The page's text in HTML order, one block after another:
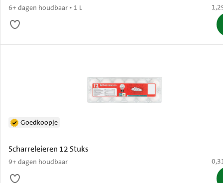
6+ dagen houdbaar • 1 L €
Scharreleieren 12 Stuks
9+ dagen houdbaar
Goedkoopje
€